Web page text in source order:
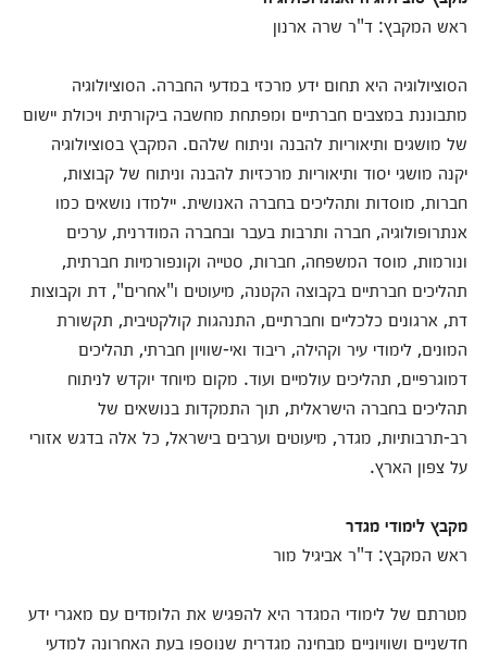
ראש המקבץ: ד"ר שרה ארנון
הסוציולוגיה היא תחום ידע מרכזי במדעי החברה. הסוציולוגיה
מתבוננת במצבים חברתיים ומפתחת מחשבה ביקורתית ויכולת יישום
של מושגים ותיאוריות להבנה וניתוח שלהם. המקבץ בסוציולוגיה
יקנה מושגי יסוד ותיאוריות מרכזיות להבנה וניתוח של קבוצות,
חברות, מוסדות ותהליכים בחברה האנושית. יילמדו נושאים כמו
אנתרופולוגיה, חברה ותרבות בעבר ובחברה המודרנית, ערכים
ונורמות, מוסד המשפחה, חברות, סטייה וקונפורמיות חברתית,
תהליכים חברתיים בקבוצה הקטנה, מיעוטים ו"אחרים", דת וקבוצות
דת, ארגונים כלכליים וחברתיים, התנהגות קולקטיבית, תקשורת
המונים, לימודי עיר וקהילה, ריבוד ואי-שוויון חברתי, תהליכים
דמוגרפיים, תהליכים עולמיים ועוד. מקום מיוחד יוקדש לניתוח
תהליכים בחברה הישראלית, תוך התמקדות בנושאים של
רב-תרבותיות, מגדר, מיעוטים וערבים בישראל, כל אלה בדגש אזורי
על צפון הארץ.
מקבץ לימודי מגדר
ראש המקבץ: ד"ר אביגיל מור
מטרתם של לימודי המגדר היא להפגיש את הלומדים עם מאגרי ידע
חדשניים ושוויוניים מבחינה מגדרית שנוספו בעת האחרונה למדעי